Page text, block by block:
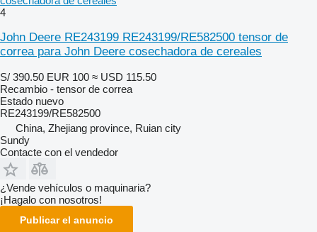
4
John Deere RE243199 RE243199/RE582500 tensor de
correa para John Deere cosechadora de cereales
S/ 390.50 EUR 100 ≈ USD 115.50
Recambio - tensor de correa
Estado nuevo
RE243199/RE582500
China, Zhejiang province, Ruian city
Sundy
Contacte con el vendedor
¿Vende vehículos o maquinaria?
¡Hagalo con nosotros!
Publicar el anuncio